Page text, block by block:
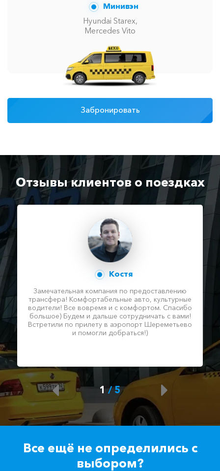
Минивэн
Hyundai Starex,
Mercedes Vito
Забронировать
Отзывы клиентов о поездках
Костя
Замечательная компания по предоставлению
трансфера! Комфортабельные авто, культурные
водители! Все вовремя и с комфортом. Спасибо
большое) Будем и дальше сотрудничать с вами!
Встретили по прилету в аэропорт Шереметьево
и помогли добраться!)
1/5
Все ещё не определились с
выбором?